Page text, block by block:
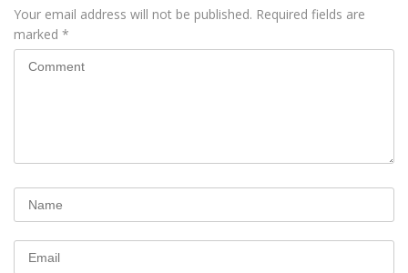
Your email address will not be published. Required fields are
marked *